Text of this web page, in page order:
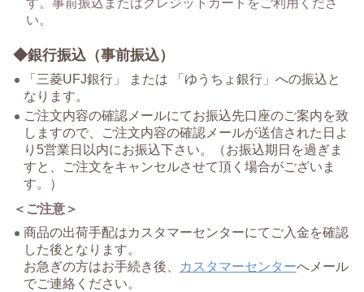
い。
◆銀行振込（事前振込）
「三菱UFJ銀行」 または 「ゆうちょ銀行」への振込と
なります。
ご注文内容の確認メールにてお振込先口座のご案内を致
しますので、ご注文内容の確認メールが送信された日よ
り5営業日以内にお振込下さい。（お振込期日を過ぎま
すと、ご注文をキャンセルさせて頂く場合がございま
す。）
＜ご注意＞
商品の出荷手配はカスタマーセンターにてご入金を確認
した後となります。
お急ぎの方はお手続き後、
カスタマーセンターへメール
でご連絡ください。